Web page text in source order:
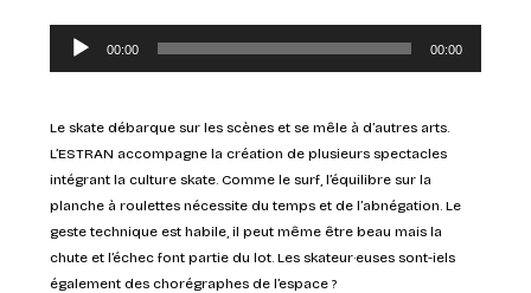
Lecteur
00:00 00:00
Le skate débarque sur les scènes et se mêle à d’autres arts.
L’ESTRAN accompagne la création de plusieurs spectacles
intégrant la culture skate. Comme le surf, l’équilibre sur la
planche à roulettes nécessite du temps et de l’abnégation. Le
geste technique est habile, il peut même être beau mais la
chute et l’échec font partie du lot. Les skateur·euses sont-iels
également des chorégraphes de l’espace ?